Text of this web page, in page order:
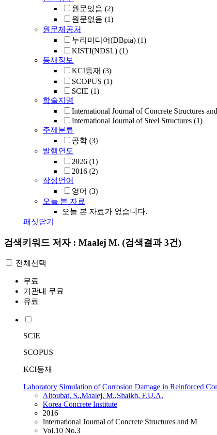
원문있음 (2)
원문없음 (1)
원문제공처
누리미디어(DBpia) (1)
KISTI(NDSL) (1)
등재정보
KCI등재 (3)
SCOPUS (1)
SCIE (1)
학술지명
International Journal of Concrete Structures
International Journal of Steel Structures (1)
주제분류
공학 (3)
발행연도
2026 (1)
2016 (2)
작성언어
영어 (3)
오늘 본 자료
오늘 본 자료가 없습니다.
패싯닫기
검색키워드 저자 : Maalej M. (검색결과 3건)
전체선택
무료
기관내 무료
유료
SCIE
SCOPUS
KCI등재
Laboratory Simulation of Corrosion Damage in Reinforced
Altoubat, S.,Maalej, M.,Shaikh, F.U.A.
Korea Concrete Institute
2016
International Journal of Concrete Structures and M
Vol.10 No.3